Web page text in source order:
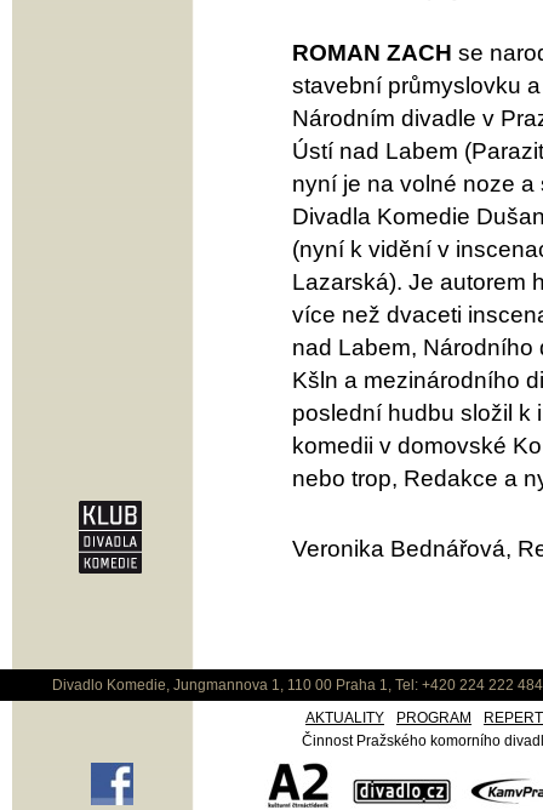
ROMAN ZACH se
stavební průmyslovku
Národním divadle v
Ústí nad Labem
nyní je na volné noze
Divadla Komedie
(nyní k vidění v
Lazarská). Je autorem
více než dvaceti
nad Labem, Národního
Kšln a mezinárodního
poslední hudbu složil k
komedii v domovské
nebo trop, Redakce a
Veronika Bednářová,
Divadlo Komedie, Jungmannova 1, 110 00 Praha 1, Tel: +420 224 222
AKTUALITY
PROGRAM
Činnost Pražského komorního